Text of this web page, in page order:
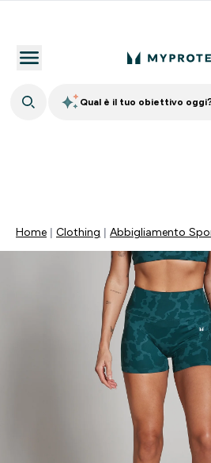
Qual è il tuo obiettivo
Home Clothing Abbigliamento